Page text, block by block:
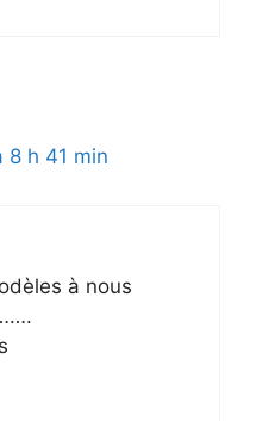
8 h 41 min
à nous